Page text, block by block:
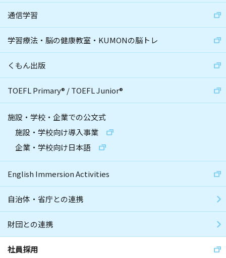
通信学習
学習療法・脳の健康教室・KUMONの脳トレ
くもん出版
TOEFL Primary® /TOEFL Junior®
施設・学校・企業での公文式
施設・学校向け導入事業
企業・学校向け日本語
English Immersion Activities
自治体・省庁との連携
財団との連携
社員採用